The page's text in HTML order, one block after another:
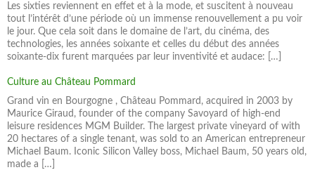
Les sixties reviennent en effet et à la mode, et suscitent à nouveau
tout l’intérêt d’une période où un immense renouvellement a pu voir
le jour. Que cela soit dans le domaine de l’art, du cinéma, des
technologies, les années soixante et celles du début des années
soixante-dix furent marquées par leur inventivité et audace: […]
Culture au Château Pommard
Grand vin en Bourgogne , Château Pommard, acquired in 2003 by
Maurice Giraud, founder of the company Savoyard of high-end
leisure residences MGM Builder. The largest private vineyard of with
20 hectares of a single tenant, was sold to an American entrepreneur
Michael Baum. Iconic Silicon Valley boss, Michael Baum, 50 years old,
made a […]